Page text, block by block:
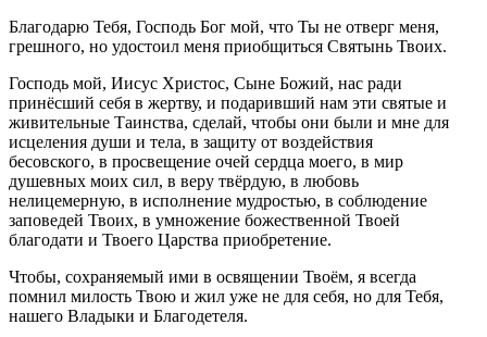
Благодарю Тебя, Господь Бог мой, что Ты не отверг меня,
грешного, но удостоил меня приобщиться Святынь Твоих.
Господь мой, Иисус Христос, Сыне Божий, нас ради
принёсший себя в жертву, и подаривший нам эти святые и
живительные Таинства, сделай, чтобы они были и мне для
исцеления души и тела, в защиту от воздействия
бесовского, в просвещение очей сердца моего, в мир
душевных моих сил, в веру твёрдую, в любовь
нелицемерную, в исполнение мудростью, в соблюдение
заповедей Твоих, в умножение божественной Твоей
благодати и Твоего Царства приобретение.
Чтобы, сохраняемый ими в освящении Твоём, я всегда
помнил милость Твою и жил уже не для себя, но для Тебя,
нашего Владыки и Благодетеля.